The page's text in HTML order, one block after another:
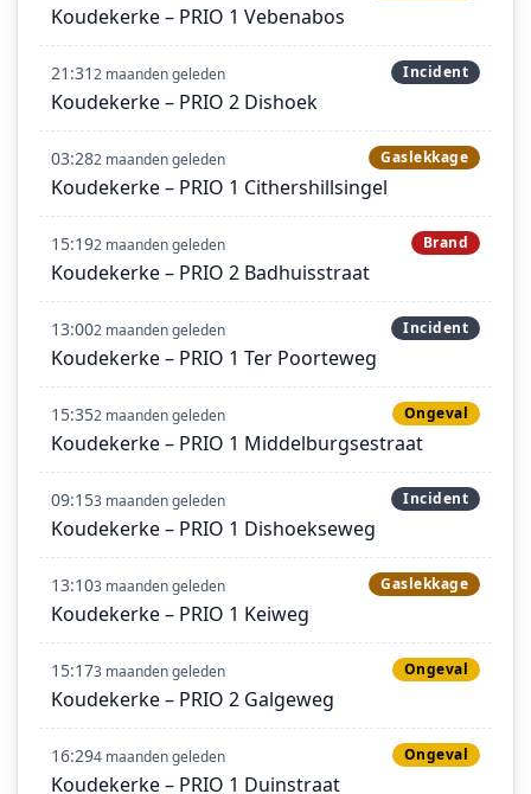
Koudekerke – PRIO 1 Vebenabos
21:312 maanden geleden Incident
Koudekerke – PRIO 2 Dishoek
03:282 maanden geleden Gaslekkage
Koudekerke – PRIO 1 Cithershillsingel
15:192 maanden geleden Brand
Koudekerke – PRIO 2 Badhuisstraat
13:002 maanden geleden Incident
Koudekerke – PRIO 1 Ter Poorteweg
15:352 maanden geleden Ongeval
Koudekerke – PRIO 1 Middelburgsestraat
09:153 maanden geleden Incident
Koudekerke – PRIO 1 Dishoekseweg
13:103 maanden geleden Gaslekkage
Koudekerke – PRIO 1 Keiweg
15:173 maanden geleden Ongeval
Koudekerke – PRIO 2 Galgeweg
16:294 maanden geleden Ongeval
Koudekerke – PRIO 1 Duinstraat